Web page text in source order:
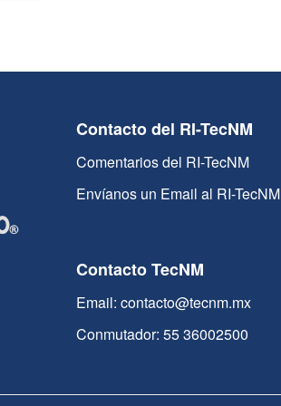
Contacto del RI-TecNM
Comentarios del RI-TecNM
Envíanos un Email al RI-TecNM
Contacto TecNM
Email: contacto@tecnm.mx
Conmutador: 55 36002500